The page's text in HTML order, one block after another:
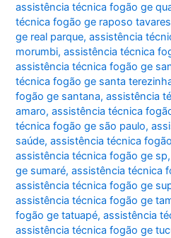
assistência técnica fogão ge
técnica fogão ge raposo tavares
ge real parque,assistência
morumbi,assistência técnica
assistência técnica fogão ge
técnica fogão ge santa
fogão ge santana,assistência
amaro,assistência técnica
técnica fogão ge são paulo,
saúde,assistência técnica
assistência técnica fogão ge sp
ge sumaré,assistência técnica
assistência técnica fogão ge
assistência técnica fogão ge
fogão ge tatuapé,assistência
assistência técnica fogão ge